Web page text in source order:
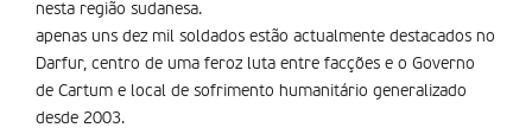
nesta região sudanesa.
apenas uns dez mil soldados estão actualmente destacados no
Darfur, centro de uma feroz luta entre facções e o Governo
de Cartum e local de sofrimento humanitário generalizado
desde 2003.